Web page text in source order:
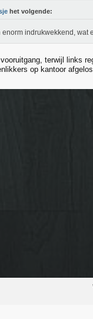
het volgende:
indrukwekkend, wat
terwijl links
op kantoor